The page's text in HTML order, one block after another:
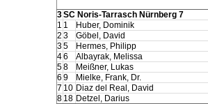
3SC Noris-Tarrasch Nürnberg 7
1 1
Huber, Dominik
2 3
Göbel, David
35
Hermes, Philipp
46
Albayrak, Melissa
58
Meißner, Lukas
6 9
Mielke, Frank, Dr.
7 10 Diaz del Real, David
8 18 Detzel, Darius